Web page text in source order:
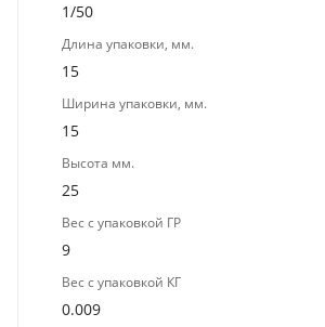
1/50
Длина упаковки, мм.
15
Ширина упаковки, мм.
15
Высота мм.
25
Вес с упаковкой ГР
9
Вес с упаковкой КГ
0.009